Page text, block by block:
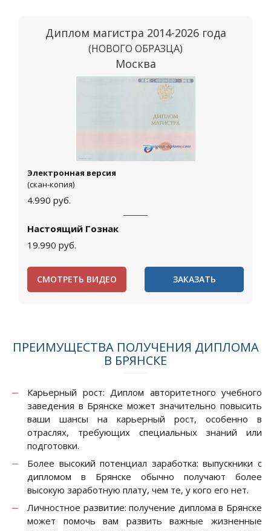
Диплом магистра 2014-2026 года
(НОВОГО ОБРАЗЦА)
Москва
Электронная версия
(скан-копия)
4.990 руб.
Настоящий Гознак
19.990 руб.
СМОТРЕТЬ ВИДЕО ЗАКАЗАТЬ
ПРЕИМУЩЕСТВА ПОЛУЧЕНИЯ ДИПЛОМА
В БРЯНСКЕ
Карьерный рост: Диплом авторитетного учебного
заведения в Брянске может значительно повысить
ваши шансы на карьерный рост, особенно в
отраслях, требующих специальных знаний или
подготовки.
Более высокий потенциал заработка: выпускники с
дипломом в Брянске обычно получают более
высокую заработную плату, чем те, у кого его нет.
Личностное развитие: получение диплома в Брянске
может помочь вам развить важные жизненные